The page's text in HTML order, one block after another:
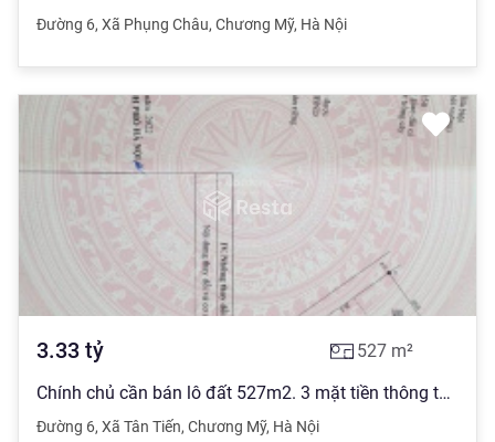
Đường 6, Xã Phụng Châu, Chương Mỹ, Hà Nội
3.33 tỷ 527 m²
Chính chủ cần bán lô đất 527m2. 3 mặt tiền thông thoáng tại Tân Tiến, Chương Mỹ, Hà Nội. Giá tốt
Đường 6, Xã Tân Tiến, Chương Mỹ, Hà Nội